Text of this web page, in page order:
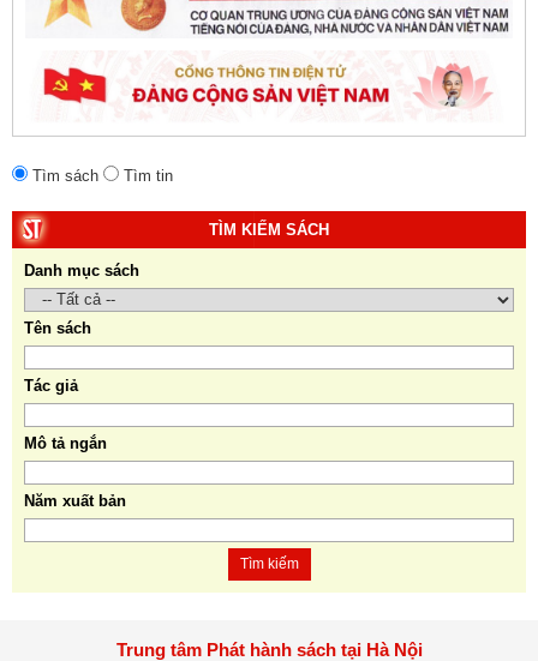
Tìm sách Tìm tin
TÌM KIẾM SÁCH
Danh mục sách
Tên sách
Tác giả
Mô tả ngắn
Năm xuất bản
Tìm kiếm
Trung tâm Phát hành sách tại Hà Nội